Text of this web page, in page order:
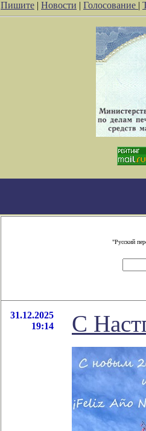
Пишите | Новости | Голосование |
"Русский
31.12.2025
19:14
С